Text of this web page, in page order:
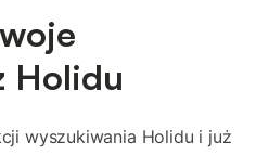
Holidu
wyszukiwania Holidu i już